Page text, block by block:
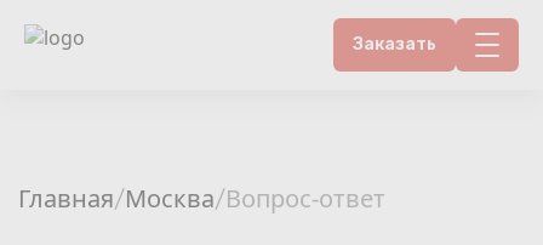
Заказать
Счетчики воды
Главная/Москва/Вопрос-ответ